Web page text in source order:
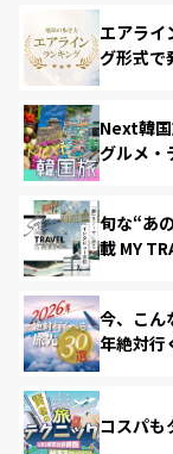
エアラ
グ形式で
Next韓
グルメ・
旬な“あ
載 MY
今、こん
年絶対行
コスパも